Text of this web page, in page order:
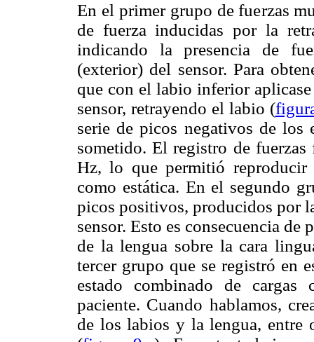
En el primer grupo de fuerzas
de fuerza inducidas por la
indicando la presencia de
(exterior) del sensor. Para
que con el labio inferior
sensor, retrayendo el labio (
serie de picos negativos de los
sometido. El registro de
Hz, lo que permitió reproducir
como estática. En el segundo
picos positivos, producidos por
sensor. Esto es consecuencia
de la lengua sobre la cara
tercer grupo que se registró en
estado combinado de
paciente. Cuando hablamos,
de los labios y la lengua, entre